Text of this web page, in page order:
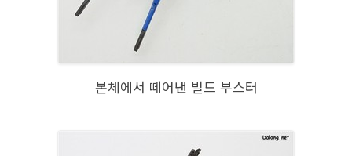
본체에서 떼어낸 빌드 부스터